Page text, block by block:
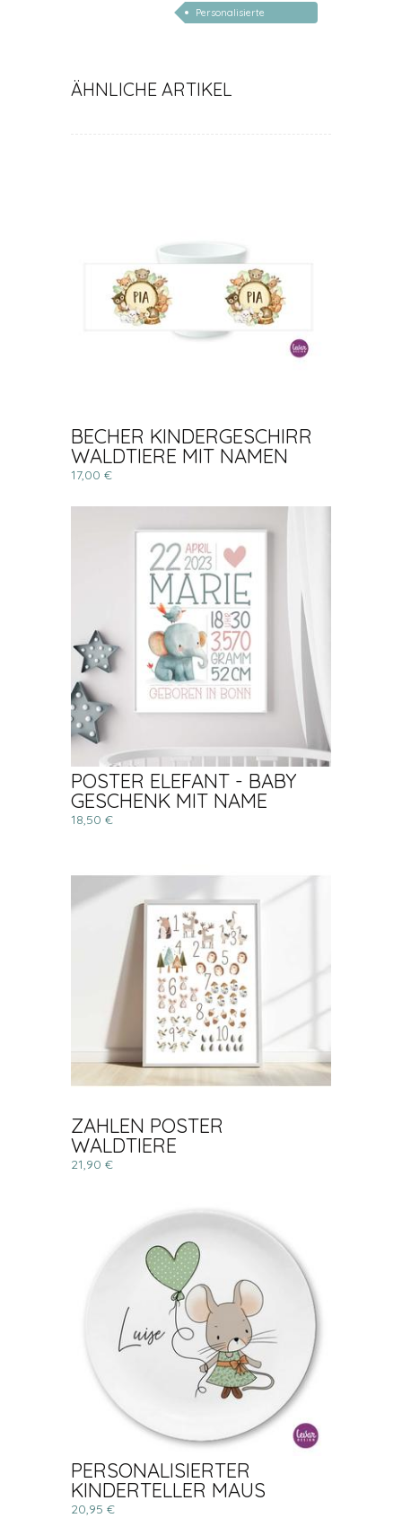
Personalisierte
ÄHNLICHE ARTIKEL
BECHER KINDERGESCHIRR
WALDTIERE MIT NAMEN
17,00 €
POSTER ELEFANT - BABY
GESCHENK MIT NAME
18,50 €
ZAHLEN POSTER
WALDTIERE
21,90 €
PERSONALISIERTER
KINDERTELLER MAUS
20,95 €